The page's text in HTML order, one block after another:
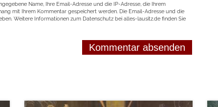
Name, Ihre Email-Adresse und die IP-Adresse, die Ihrem
mit Ihrem Kommentar gespeichert werden. Die Email-Adresse und die
Weitere Informationen zum Datenschutz bei alles-lausitz.de finden Sie